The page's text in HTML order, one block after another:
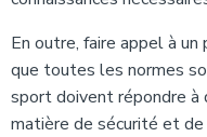
En outre, faire appel à
que toutes les normes
sport doivent répondre à
matière de sécurité et